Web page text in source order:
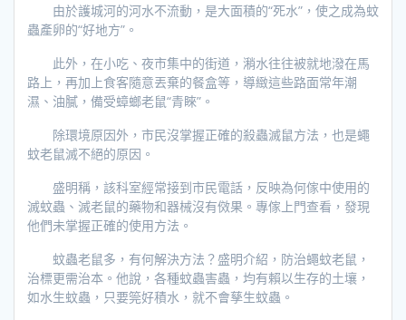
由於護城河的河水不流動，是大面積的“死水”，使之成為蚊
蟲產卵的“好地方”。
此外，在小吃、夜市集中的街道，潲水往往被就地潑在馬
路上，再加上食客隨意丟棄的餐盒等，導緻這些路面常年潮
濕、油膩，備受蟑螂老鼠“青睞”。
除環境原因外，市民沒掌握正確的殺蟲滅鼠方法，也是蠅
蚊老鼠滅不絕的原因。
盛明稱，該科室經常接到市民電話，反映為何傢中使用的
滅蚊蟲、滅老鼠的藥物和器械沒有傚果。專傢上門查看，發現
他們未掌握正確的使用方法。
蚊蟲老鼠多，有何解決方法？盛明介紹，防治蠅蚊老鼠，
治標更需治本。他說，各種蚊蟲害蟲，均有賴以生存的土壤，
如水生蚊蟲，只要筦好積水，就不會孳生蚊蟲。